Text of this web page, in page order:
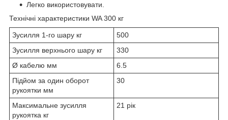
Легко використовувати.
Технічні характеристики WA 300 кг
Зусилля 1-го шару кг
500
Зусилля верхнього шару кг
330
Ø кабелю мм
6.5
Підйом за один оборот
рукоятки мм
30
Максимальне зусилля
рукоятка кг
21 рік